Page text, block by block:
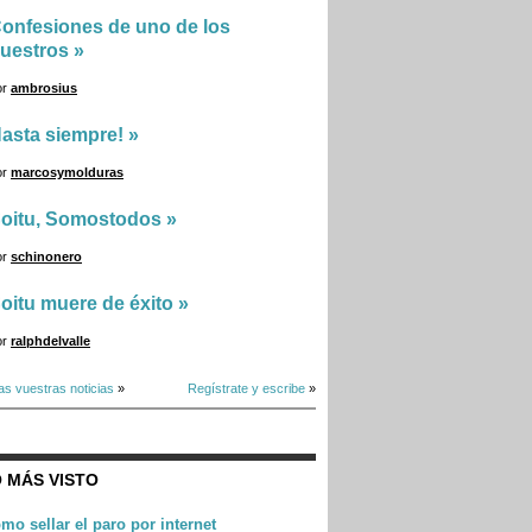
de uno de los
»
ambrosius
siempre! »
marcosymolduras
Somostodos »
schinonero
muere de éxito »
ralphdelvalle
vuestras noticias » Regístrate y escribe »
MÁS VISTO
sellar el paro por internet